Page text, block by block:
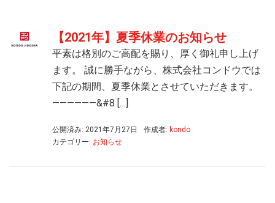
【2021年】夏季休業のお知らせ
平素は格別のご高配を賜り、厚く御礼申し上げ
ます。 誠に勝手ながら、株式会社コンドウでは
下記の期間、夏季休業とさせていただきます。
——————&#8 […]
公開済み: 2021年7月27日 作成者: kondo
カテゴリー: お知らせ